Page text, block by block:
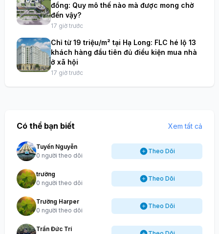
đồng: Quy mô thế nào mà được mong chờ
đến vậy?
17 giờ trước
Chỉ từ 19 triệu/m² tại Hạ Long: FLC hé lộ 13
khách hàng đầu tiên đủ điều kiện mua nhà
ở xã hội
17 giờ trước
Có thể bạn biết Xem tất cả
Tuyến Nguyễn
0 người theo dõi
Theo Dõi
trường
0 người theo dõi
Theo Dõi
Trường Harper
0 người theo dõi
Theo Dõi
Trần Đức Trí